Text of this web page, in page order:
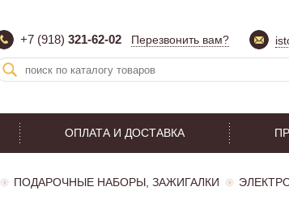
+7 (918) 321-62-02 Перезвонить вам?
ОПЛАТА И ДОСТАВКА
ПОДАРОЧНЫЕ НАБОРЫ, ЗАЖИГАЛКИ